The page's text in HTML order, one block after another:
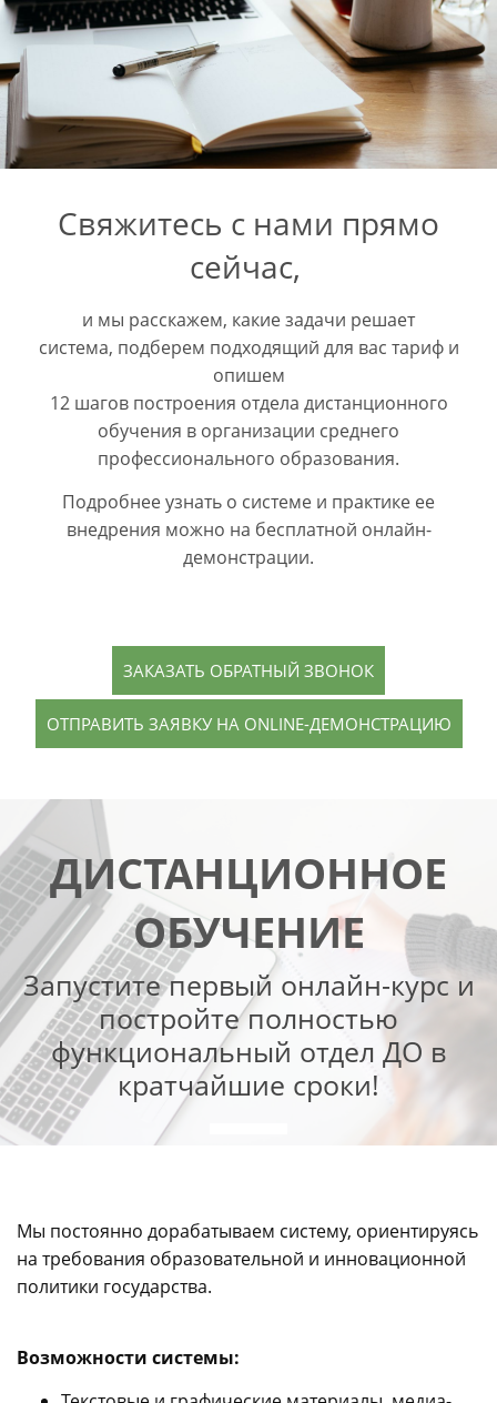
Свяжитесь с нами прямо
сейчас,
и мы расскажем, какие задачи решает
система, подберем подходящий для вас тариф и
опишем
12 шагов построения отдела дистанционного
обучения в организации среднего
профессионального образования.
Подробнее узнать о системе и практике ее
внедрения можно на бесплатной онлайн-
демонстрации.
ЗАКАЗАТЬ ОБРАТНЫЙ ЗВОНОК
ОТПРАВИТЬ ЗАЯВКУ НА ONLINE-ДЕМОНСТРАЦИЮ
ДИСТАНЦИОННОЕ
ОБУЧЕНИЕ
Запустите первый онлайн-курс и
постройте полностью
функциональный отдел ДО в
кратчайшие сроки!
Мы постоянно дорабатываем систему, ориентируясь
на требования образовательной и инновационной
политики государства.
Возможности системы: